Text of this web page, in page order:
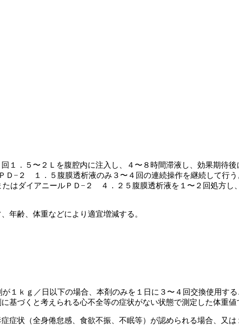
１．５〜２Ｌを腹腔内に注入し、４〜８時間滞液し、効果期待
−２ １．５腹膜透析液のみ３〜４回の連続操作を継続して行
はダイアニールＰＤ−２ ４．２５腹膜透析液を１〜２回処方
年齢、体重などにより適宜増減する。
ｋｇ／日以下の場合、本剤のみを１日に３〜４回交換使用する
基づくと考えられる心不全等の症状がない状態で測定した体重値
状（全身倦怠感、食欲不振、不眠等）が認められる場合、又